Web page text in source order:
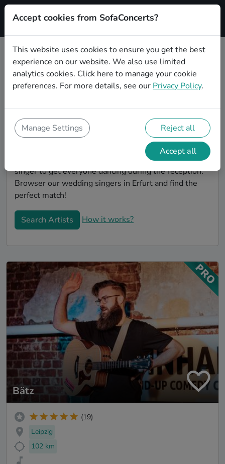
Signup
Book Chanson wedding singers in
Erfurt
make your big day perfect. With SofaConcerts youll
find professional and authentic Chanson singers that
can perform a whole range of songs and genres.
Maybe you're looking for someone to do something
classically beautiful during the ceremony, or a soul
singer to get everyone dancing during the reception.
Browser our wedding singers in Erfurt and find the
perfect match!
Search Artists How it works?
Bätz
(19)
Leipzig
102 km
Accept cookies from SofaConcerts?
This website uses cookies to ensure you get the best
experience on our website. We also use limited
analytics cookies. Click here to manage your cookie
preferences. For more details, see our Privacy Policy.
Manage Settings Reject all
Accept all